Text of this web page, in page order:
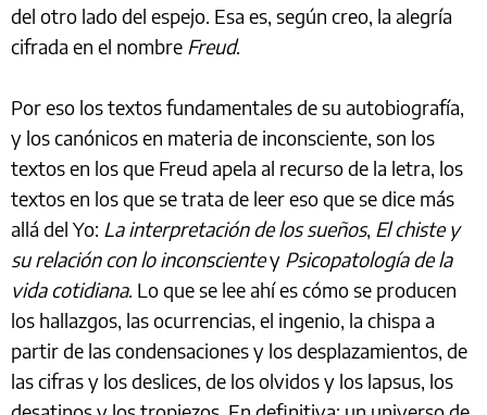
del otro lado del espejo. Esa es, según creo, la alegría
cifrada en el nombre Freud.
Por eso los textos fundamentales de su autobiografía,
y los canónicos en materia de inconsciente, son los
textos en los que Freud apela al recurso de la letra, los
textos en los que se trata de leer eso que se dice más
allá del Yo: La interpretación de los sueños, El chiste y
su relación con lo inconscientey Psicopatología de la
vida cotidiana. Lo que se lee ahí es cómo se producen
los hallazgos, las ocurrencias, el ingenio, la chispa a
partir de las condensaciones y los desplazamientos, de
las cifras y los deslices, de los olvidos y los lapsus, los